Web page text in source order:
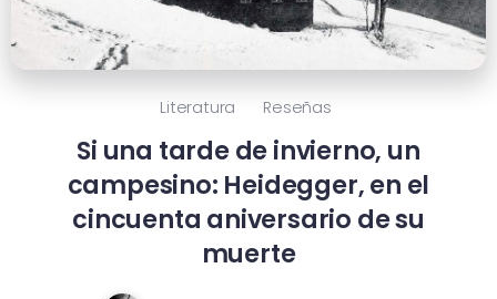
Literatura Reseñas
Si una tarde de invierno, un
campesino: Heidegger, en el
cincuenta aniversario de su
muerte